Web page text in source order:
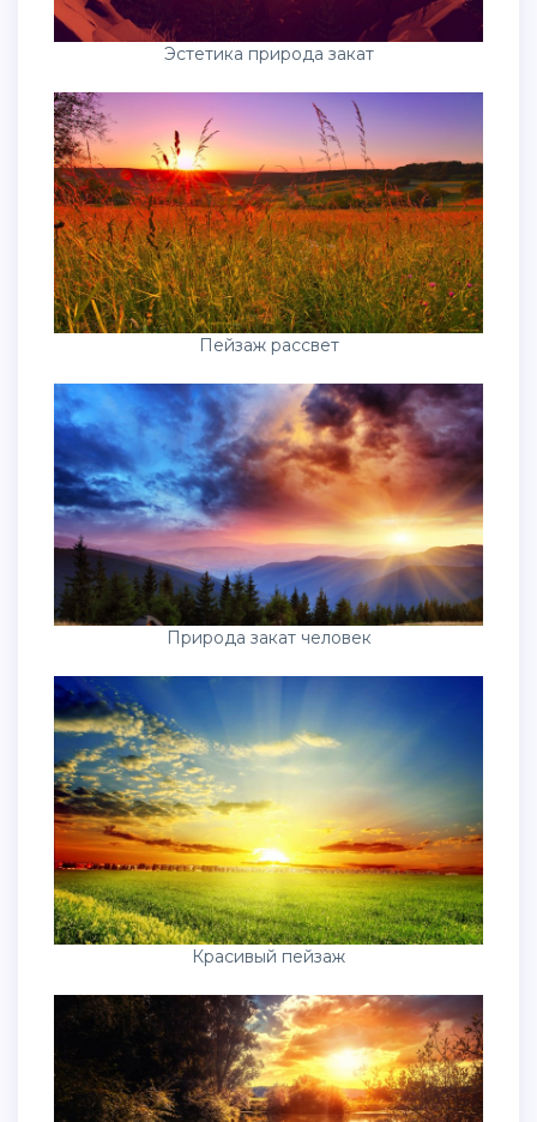
Эстетика природа закат
Пейзаж рассвет
Природа закат человек
Красивый пейзаж